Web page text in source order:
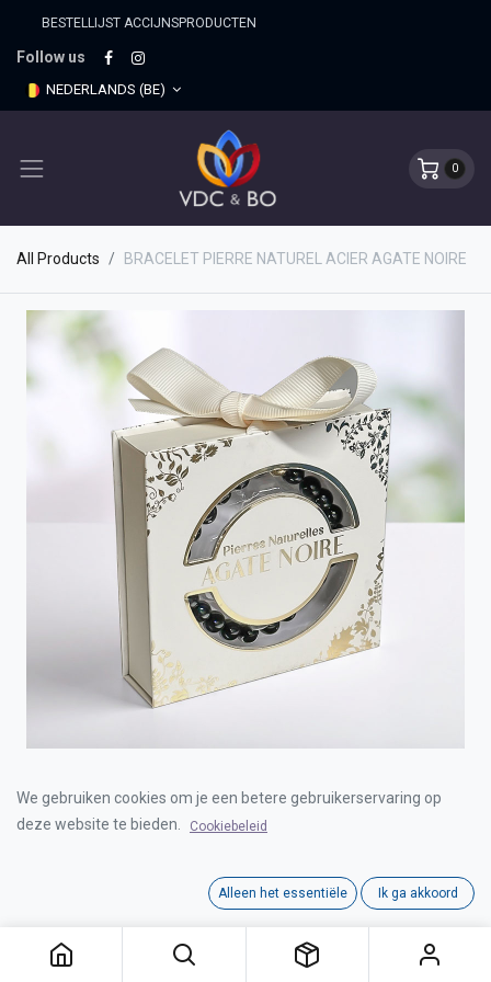
BESTELLIJST ACCIJNSPRO​DUCTEN
Follow us
NEDERLANDS (BE)
0
All Products BRACELET PIERRE NATUREL ACIER AGATE NOIRE
Interne referentie: 00332001-7
We gebruiken cookies om je een betere gebruikerservaring op
deze website te bieden.
Cookiebeleid
Alleen het essentiële Ik ga akkoord